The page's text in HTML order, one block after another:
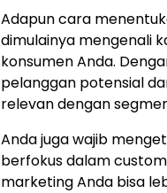
Adapun cara
dimulainya mengenali
konsumen Anda.
pelanggan potensial
relevan dengan
Anda juga wajib
berfokus dalam
marketing Anda bisa